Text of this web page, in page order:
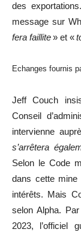
des
message sur
fera faillite» et «
Echanges fournis
Jeff Couch
Conseil
intervienne
s’arrêtera
Selon le Code
dans cette
intérêts. Mais
selon Alpha.
2023, l’officiel